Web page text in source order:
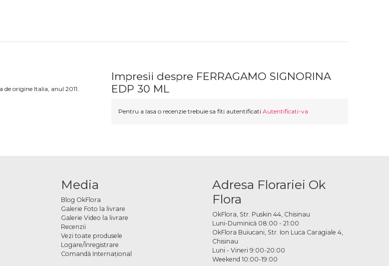
de origine Italia, anul 2011.
Impresii despre FERRAGAMO SIGNORINA
EDP 30 ML
Pentru a lasa o recenzie trebuie sa fiti autentificati Autentificati-va
Media
Blog OkFlora
Galerie Foto la livrare
Galerie Video la livrare
Recenzii
Vezi toate produsele
Logare/Înregistrare
Comandă Internațional
Adresa Florariei Ok
Flora
OkFlora, Str. Puskin 44, Chisinau
Luni-Duminică 08:00 - 21:00
OkFlora Buiucani, Str. Ion Luca Caragiale 4,
Chisinau
Luni - Vineri 9:00-20:00
Weekend 10:00-19:00